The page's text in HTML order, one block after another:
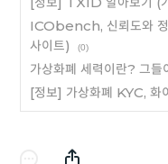
ICObench, 신뢰도와
사이트)
(0)
가상화폐 세력이란? 그들
[정보] 가상화폐 KYC, 화